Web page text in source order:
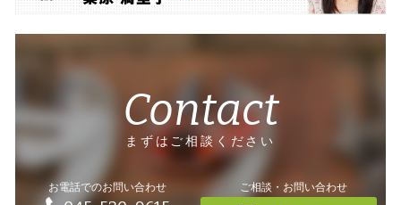
Contact
まずはご相談ください
お電話でのお問い合わせ ご相談・お問い合わせ